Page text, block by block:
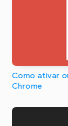
Como ativar
Chrome